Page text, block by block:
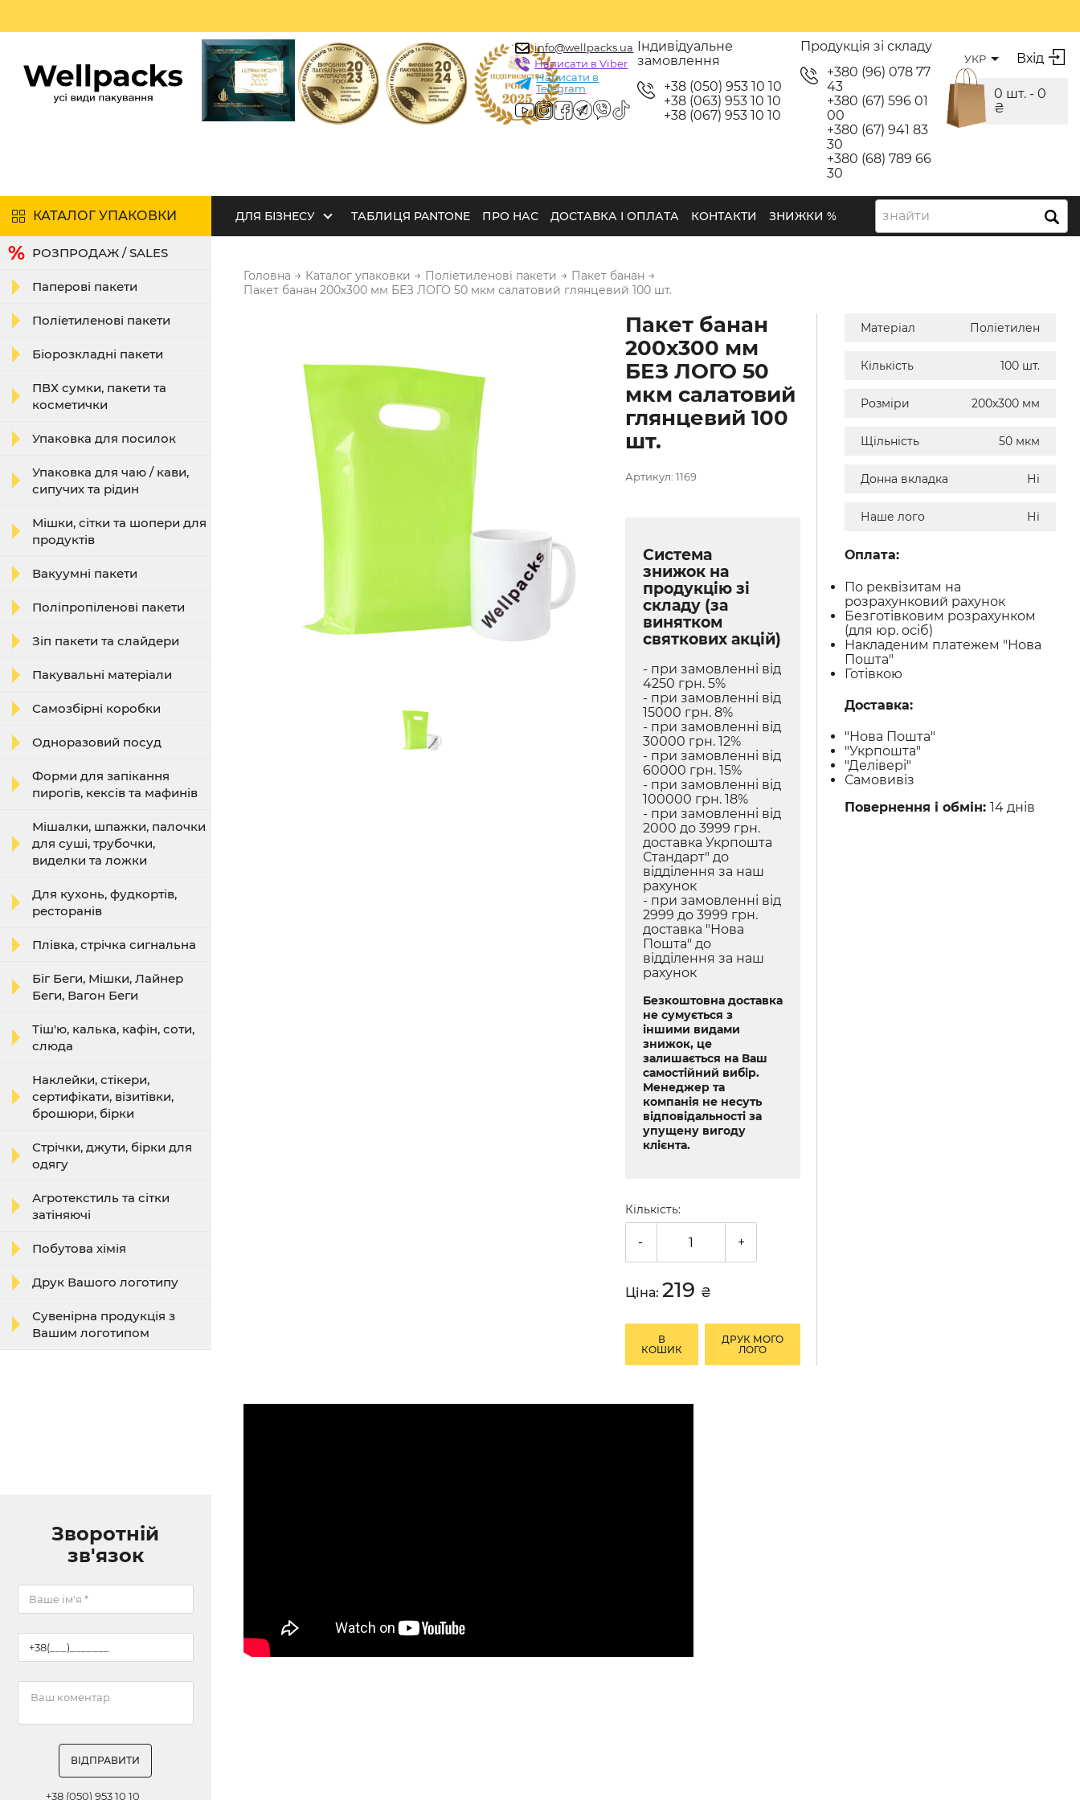
info@wellpacks.ua
Написати в Viber
Написати в
Telegram
Індивідуальне
замовлення
+38 (050) 953 10 10
+38 (063) 953 10 10
+38 (067) 953 10 10
Продукція зі складу
+380 (96) 078 77
43
+380 (67) 596 01
00
+380 (67) 941 83
30
+380 (68) 789 66
30
УКР Вхід
0 шт. - 0
₴
КАТАЛОГ УПАКОВКИ ДЛЯ БІЗНЕСУ ТАБЛИЦЯ PANTONE ПРО НАС ДОСТАВКА І ОПЛАТА КОНТАКТИ ЗНИЖКИ % знайти
РОЗПРОДАЖ / SALES
Паперові пакети
Поліетиленові пакети
Біорозкладні пакети
ПВХ сумки, пакети та
косметички
Упаковка для посилок
Упаковка для чаю / кави,
сипучих та рідин
Мішки, сітки та шопери для
продуктів
Вакуумні пакети
Поліпропіленові пакети
Зіп пакети та слайдери
Пакувальні матеріали
Самозбірні коробки
Одноразовий посуд
Форми для запікання
пирогів, кексів та мафинів
Мішалки, шпажки, палочки
для суші, трубочки,
виделки та ложки
Для кухонь, фудкортів,
ресторанів
Плівка, стрічка сигнальна
Біг Беги, Мішки, Лайнер
Беги, Вагон Беги
Тіш'ю, калька, кафін, соти,
слюда
Наклейки, стікери,
сертифікати, візитівки,
брошюри, бірки
Стрічки, джути, бірки для
одягу
Агротекстиль та сітки
затіняючі
Побутова хімія
Друк Вашого логотипу
Сувенірна продукція з
Вашим логотипом
Зворотній
зв'язок
ВІДПРАВИТИ
+38 (050) 953 10 10
Головна → Каталог упаковки → Поліетиленові пакети → Пакет банан →
Пакет банан 200х300 мм БЕЗ ЛОГО 50 мкм салатовий глянцевий 100 шт.
Пакет банан
200х300 мм
БЕЗ ЛОГО 50
мкм салатовий
глянцевий 100
шт.
Артикул: 1169
Система
знижок на
продукцію зі
складу (за
винятком
святкових акцій)
- при замовленні від
4250 грн. 5%
- при замовленні від
15000 грн. 8%
- при замовленні від
30000 грн. 12%
- при замовленні від
60000 грн. 15%
- при замовленні від
100000 грн. 18%
- при замовленні від
2000 до 3999 грн.
доставка Укрпошта
Стандарт" до
відділення за наш
рахунок
- при замовленні від
2999 до 3999 грн.
доставка "Нова
Пошта" до
відділення за наш
рахунок
Безкоштовна доставка
не сумується з
іншими видами
знижок, це
залишається на Ваш
самостійний вибір.
Менеджер та
компанія не несуть
відповідальності за
упущену вигоду
клієнта.
Кількість:
- +
Ціна: 219 ₴
В
КОШИК
ДРУК МОГО
ЛОГО
Матеріал Поліетилен
Кількість 100 шт.
Розміри 200х300 мм
Щільність 50 мкм
Донна вкладка Ні
Наше лого Ні
Оплата:
По реквізитам на
розрахунковий рахунок
Безготівковим розрахунком
(для юр. осіб)
Накладеним платежем "Нова
Пошта"
Готівкою
Доставка:
"Нова Пошта"
"Укрпошта"
"Делівері"
Самовивіз
Повернення і обмін:14 днів